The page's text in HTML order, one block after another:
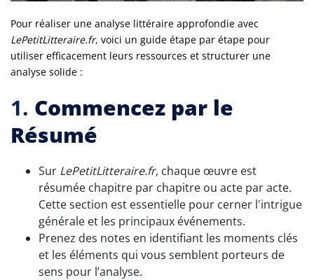
Pour réaliser une analyse littéraire approfondie avec
LePetitLitteraire.fr, voici un guide étape par étape pour
utiliser efficacement leurs ressources et structurer une
analyse solide :
1. Commencez par le
Résumé
Sur LePetitLitteraire.fr, chaque œuvre est
résumée chapitre par chapitre ou acte par acte.
Cette section est essentielle pour cerner l'intrigue
générale et les principaux événements.
Prenez des notes en identifiant les moments clés
et les éléments qui vous semblent porteurs de
sens pour l’analyse.